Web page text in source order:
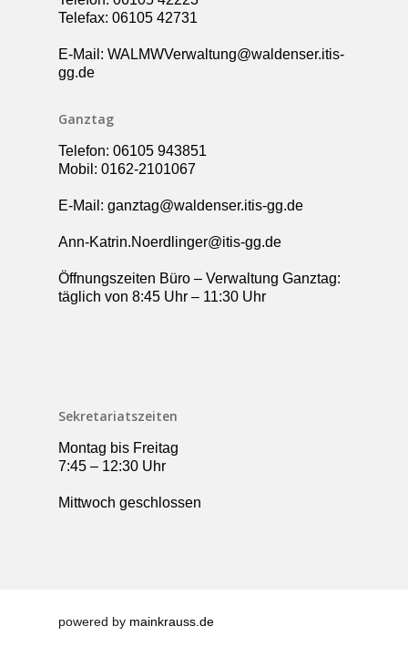
Telefax: 06105 42731
E-Mail: WALMWVerwaltung@waldenser.itis-
gg.de
Ganztag
Telefon: 06105 943851
Mobil: 0162-2101067
E-Mail: ganztag@waldenser.itis-gg.de
Ann-Katrin.Noerdlinger@itis-gg.de
Öffnungszeiten Büro – Verwaltung Ganztag:
täglich von 8:45 Uhr – 11:30 Uhr
Sekretariatszeiten
Montag bis Freitag
7:45 – 12:30 Uhr
Mittwoch geschlossen
powered by mainkrauss.de